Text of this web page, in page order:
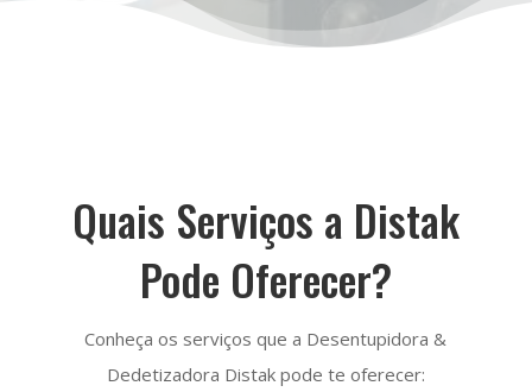
Quais Serviços a Distak
Pode Oferecer?
Conheça os serviços que a Desentupidora &
Dedetizadora Distak pode te oferecer: